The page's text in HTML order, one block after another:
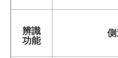
辨識
功能